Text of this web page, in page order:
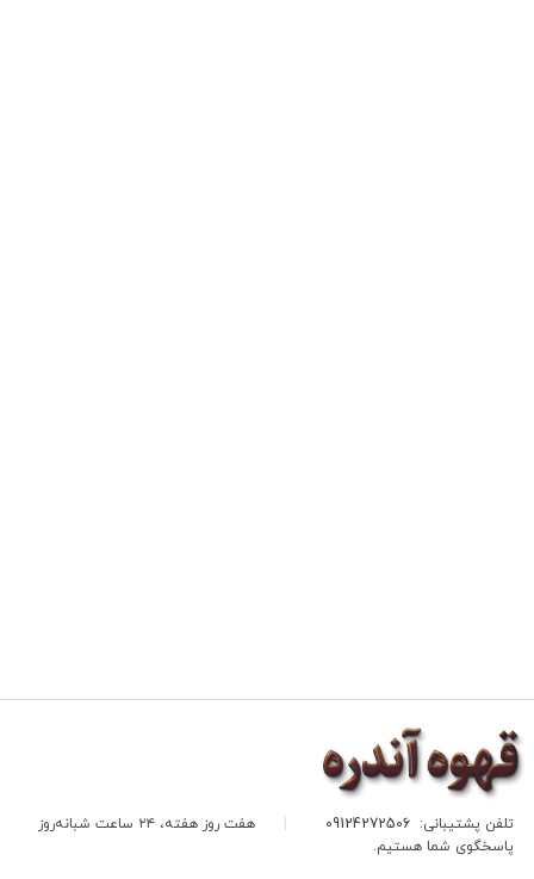
تلفن پشتیبانی: 09124272506
هفت روز هفته، ۲۴ ساعت شبانه‌روز
پاسخگوی شما هستیم.